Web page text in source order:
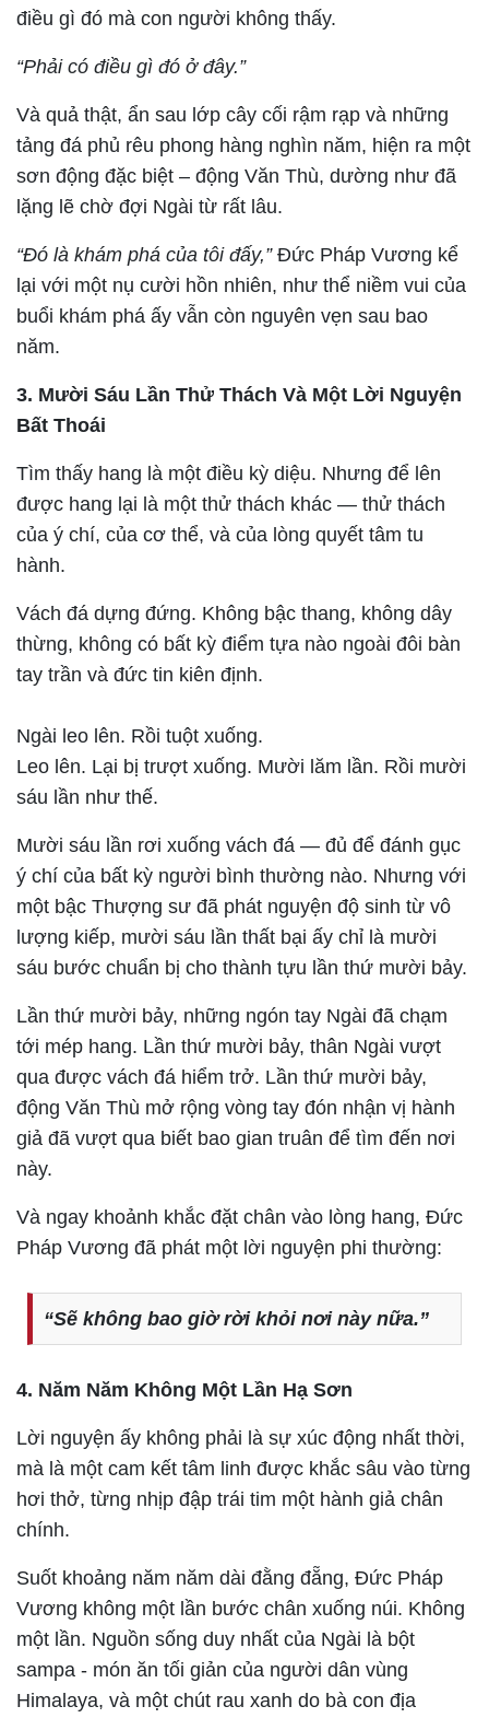
điều gì đó mà con người không thấy.
“Phải có điều gì đó ở đây.”
Và quả thật, ẩn sau lớp cây cối rậm rạp và những
tảng đá phủ rêu phong hàng nghìn năm, hiện ra một
sơn động đặc biệt – động Văn Thù, dường như đã
lặng lẽ chờ đợi Ngài từ rất lâu.
“Đó là khám phá của tôi đấy,” Đức Pháp Vương kể
lại với một nụ cười hồn nhiên, như thể niềm vui của
buổi khám phá ấy vẫn còn nguyên vẹn sau bao
năm.
3. Mười Sáu Lần Thử Thách Và Một Lời Nguyện
Bất Thoái
Tìm thấy hang là một điều kỳ diệu. Nhưng để lên
được hang lại là một thử thách khác — thử thách
của ý chí, của cơ thể, và của lòng quyết tâm tu
hành.
Vách đá dựng đứng. Không bậc thang, không dây
thừng, không có bất kỳ điểm tựa nào ngoài đôi bàn
tay trần và đức tin kiên định.
Ngài leo lên. Rồi tuột xuống.
Leo lên. Lại bị trượt xuống. Mười lăm lần. Rồi mười
sáu lần như thế.
Mười sáu lần rơi xuống vách đá — đủ để đánh gục
ý chí của bất kỳ người bình thường nào. Nhưng với
một bậc Thượng sư đã phát nguyện độ sinh từ vô
lượng kiếp, mười sáu lần thất bại ấy chỉ là mười
sáu bước chuẩn bị cho thành tựu lần thứ mười bảy.
Lần thứ mười bảy, những ngón tay Ngài đã chạm
tới mép hang. Lần thứ mười bảy, thân Ngài vượt
qua được vách đá hiểm trở. Lần thứ mười bảy,
động Văn Thù mở rộng vòng tay đón nhận vị hành
giả đã vượt qua biết bao gian truân để tìm đến nơi
này.
Và ngay khoảnh khắc đặt chân vào lòng hang, Đức
Pháp Vương đã phát một lời nguyện phi thường:
“Sẽ không bao giờ rời khỏi nơi này nữa.”
4. Năm Năm Không Một Lần Hạ Sơn
Lời nguyện ấy không phải là sự xúc động nhất thời,
mà là một cam kết tâm linh được khắc sâu vào từng
hơi thở, từng nhịp đập trái tim một hành giả chân
chính.
Suốt khoảng năm năm dài đằng đẵng, Đức Pháp
Vương không một lần bước chân xuống núi. Không
một lần. Nguồn sống duy nhất của Ngài là bột
sampa - món ăn tối giản của người dân vùng
Himalaya, và một chút rau xanh do bà con địa